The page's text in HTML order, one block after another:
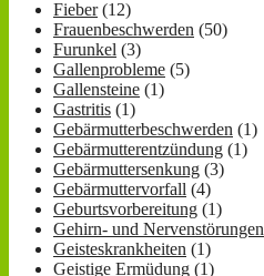
Fieber(12)
Frauenbeschwerden (50)
Furunkel (3)
Gallenprobleme (5)
Gallensteine (1)
Gastritis (1)
Gebärmutterbeschwerden (1)
Gebärmutterentzündung (1)
Gebärmuttersenkung (3)
Gebärmuttervorfall (4)
Geburtsvorbereitung (1)
Gehirn- und Nervenstörungen
Geisteskrankheiten (1)
Geistige Ermüdung (1)